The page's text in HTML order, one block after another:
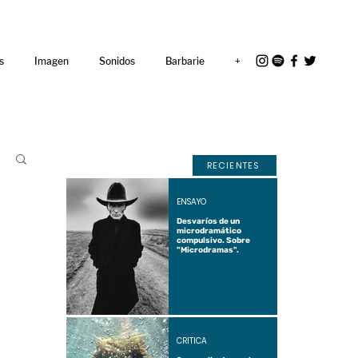
Imagen Sonidos Barbarie +
RECIENTES
Desvaríos de un
microdramático
compulsivo. Sobre
"Microdramas".
ENSAYO
CRÍTICA